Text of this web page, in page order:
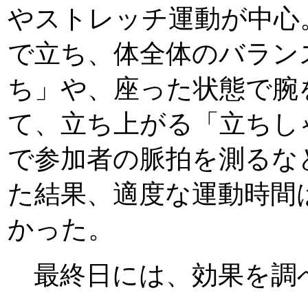
やストレッチ運動が中
で立ち、体全体のバラ
ち」や、座った状態で
て、立ち上がる「立ち
で参加者の脈拍を測る
た結果、適度な運動時
かった。
最終日には、効果を調